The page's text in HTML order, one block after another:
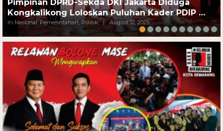
Pimpinan DPRD-Sekda DKI Jakarta Diduga
Kongkalikong Loloskan Puluhan Kader PDIP …
In Nasional, Pemerintahan, Politik | August 12, 2025